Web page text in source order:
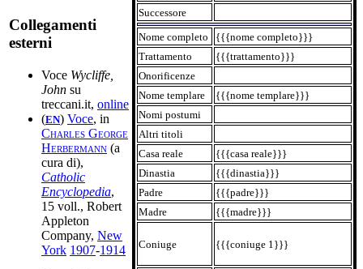
Successore
Nome completo
{{{nome completo}}}
Trattamento
{{{trattamento}}}
Onorificenze
Nome templare
{{{nome templare}}}
Nomi postumi
Altri titoli
Casa reale
{{{casa reale}}}
Dinastia
{{{dinastia}}}
Padre
{{{padre}}}
Madre
{{{madre}}}
Coniuge {{{coniuge 1}}}
Collegamenti
esterni
Voce Wycliffe,
John su
treccani.it, online
(EN) Voce, in
Charles George
Herbermann (a
cura di),
Catholic
Encyclopedia,
15 voll., Robert
Appleton
Company, New
York 1907-1914